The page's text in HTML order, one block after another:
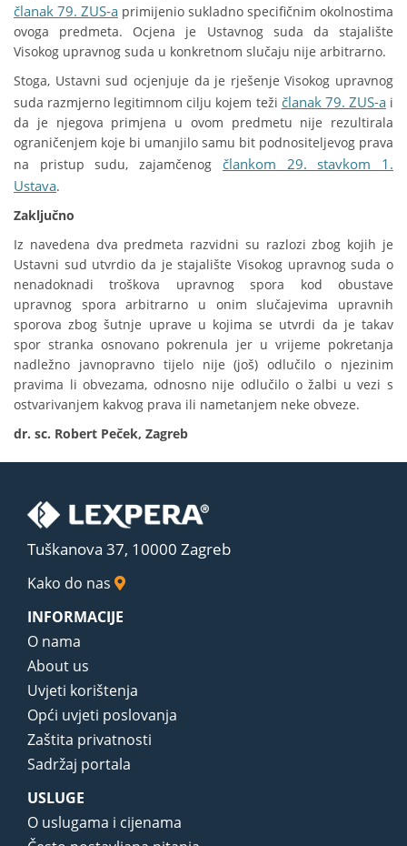
članak 79. ZUS-a primijenio sukladno specifičnim okolnostima
ovoga predmeta. Ocjena je Ustavnog suda da stajalište
Visokog upravnog suda u konkretnom slučaju nije arbitrarno.
Stoga, Ustavni sud ocjenjuje da je rješenje Visokog upravnog
suda razmjerno legitimnom cilju kojem teži članak 79. ZUS-ai
da je njegova primjena u ovom predmetu nije rezultirala
ograničenjem koje bi umanjilo samu bit podnositeljevog prava
na pristup sudu, zajamčenog člankom 29. stavkom 1.
Ustava.
Zaključno
Iz navedena dva predmeta razvidni su razlozi zbog kojih je
Ustavni sud utvrdio da je stajalište Visokog upravnog suda o
nenadoknadi troškova upravnog spora kod obustave
upravnog spora arbitrarno u onim slučajevima upravnih
sporova zbog šutnje uprave u kojima se utvrdi da je takav
spor stranka osnovano pokrenula jer u vrijeme pokretanja
nadležno javnopravno tijelo nije (još) odlučilo o njezinim
pravima li obvezama, odnosno nije odlučilo o žalbi u vezi s
ostvarivanjem kakvog prava ili nametanjem neke obveze.
dr. sc. Robert Peček, Zagreb
Tuškanova 37, 10000 Zagreb
Kako do nas
INFORMACIJE
O nama
About us
Uvjeti korištenja
Opći uvjeti poslovanja
Zaštita privatnosti
Sadržaj portala
USLUGE
O uslugama i cijenama